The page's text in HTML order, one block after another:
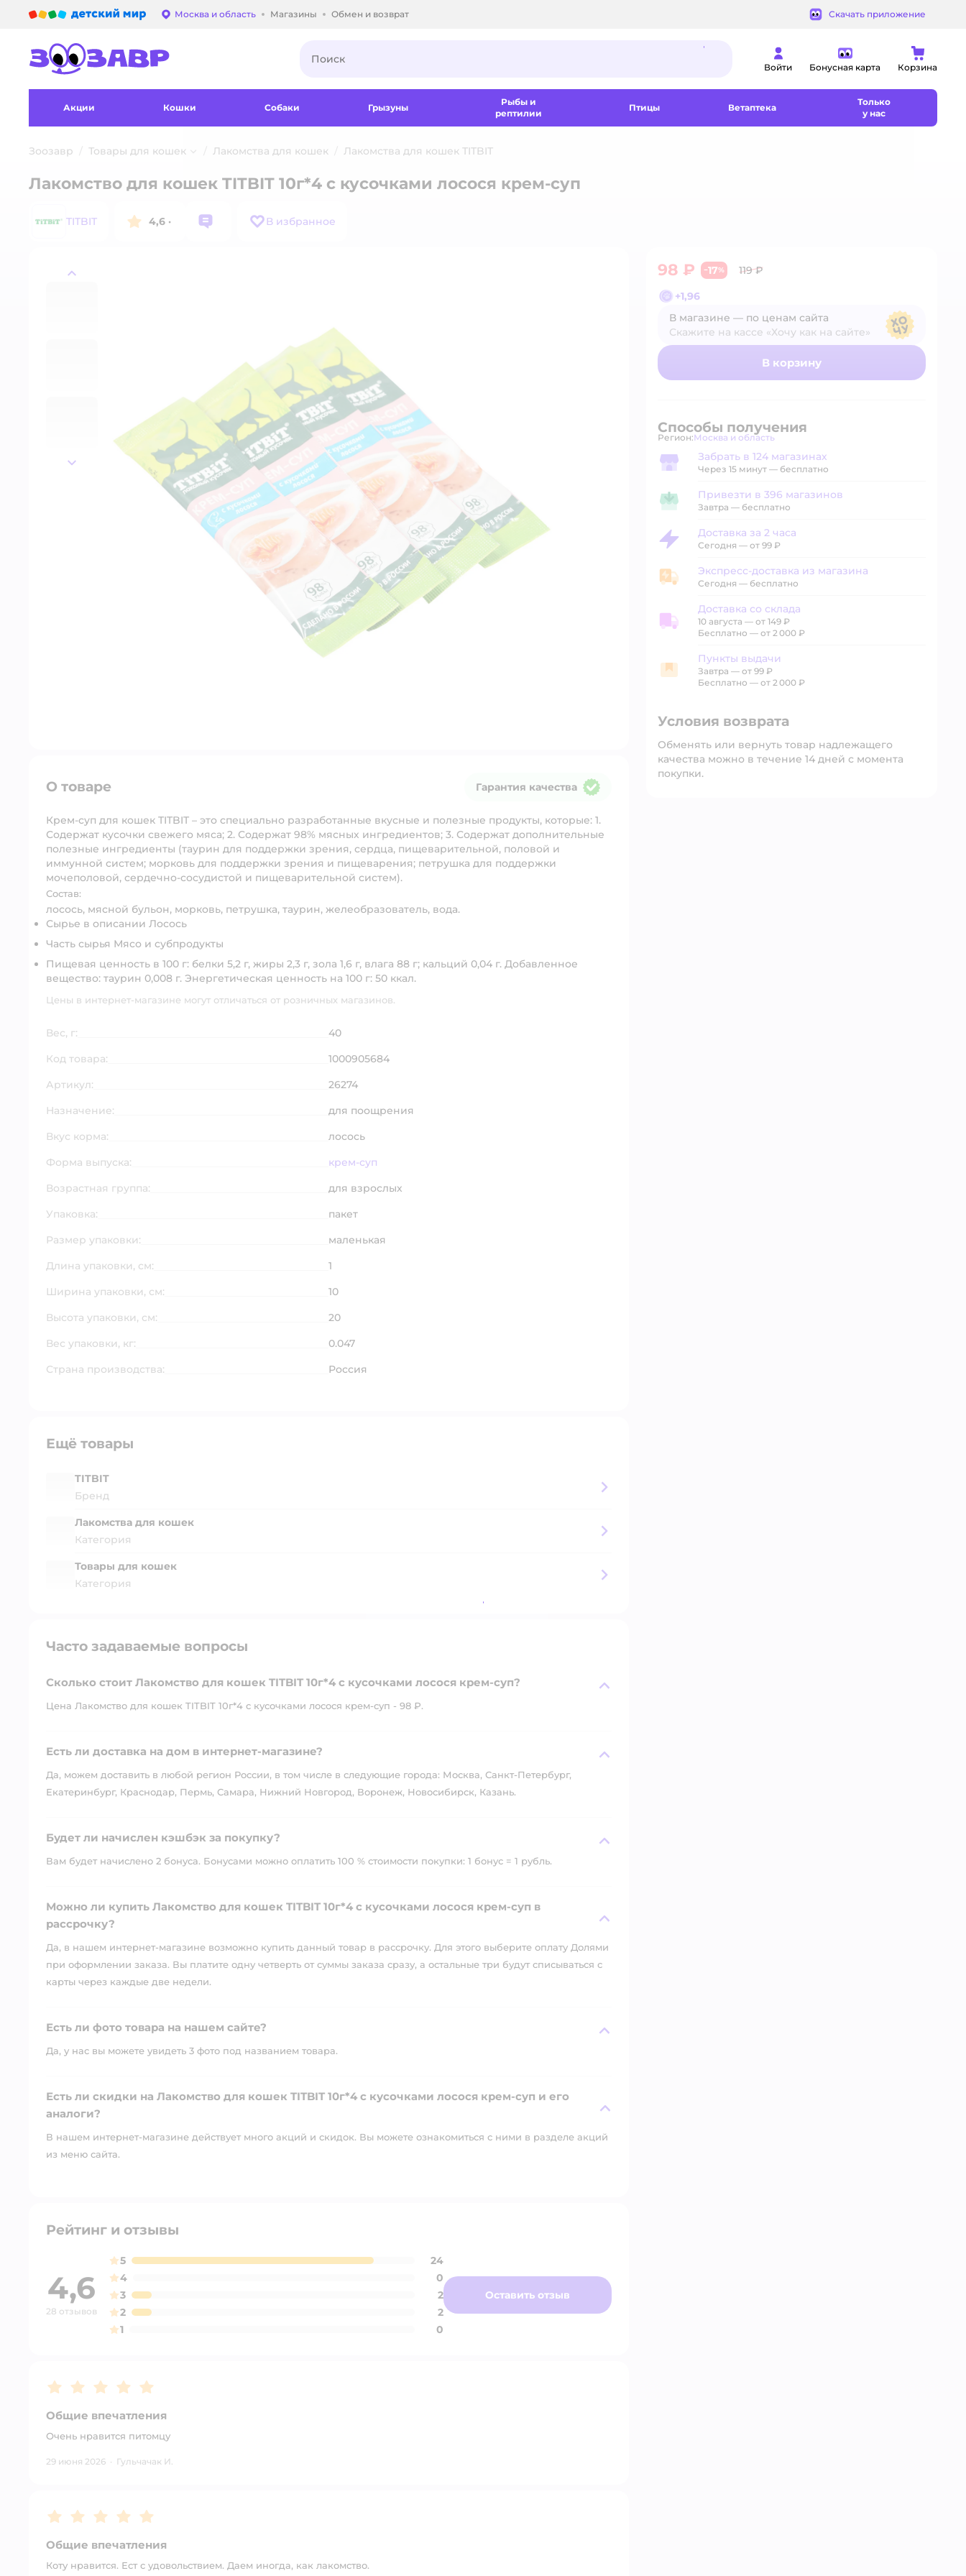
Выбор адреса доставки.
Москва и область Магазины Обмен и возврат Скачать приложение
Войти Бонусная карта Корзина
Акции Кошки Собаки Грызуны
Рыбы и
рептилии
Птицы Ветаптека
Только
у нас
Зоозавр Товары для кошек Лакомства для кошек Лакомства для кошек TITBIT
назад
далее
Лакомство для кошек TITBIT 10г*4 с кусочками лосося крем-суп
TITBIT 4,6 · В избранное
98 ₽ −17%
119 ₽
+1,96
В магазине — по ценам сайта
Скажите на кассе «Хочу как на сайте»
В магазине — по ценам сайта
В корзину
Способы получения
Регион: Выбор адреса доставки.
Москва и область
Забрать в магазине
Забрать в 124 магазинах
Через 15 минут — бесплатно
Привезти в магазин
Привезти в 396 магазинов
Завтра — бесплатно
Доставка за 2 часа
Доставка за 2 часа
Сегодня — от 99 ₽
Экспресс-доставка из магазина
Экспресс-доставка из магазина
Сегодня — бесплатно
Доставка со склада
Доставка со склада
10 августа — от 149 ₽
Бесплатно — от 2 000 ₽
Пункты выдачи
Пункты выдачи
Завтра — от 99 ₽
Бесплатно — от 2 000 ₽
Условия возврата
Обменять или вернуть товар надлежащего
качества можно в течение 14 дней с момента
покупки.
О товаре Гарантия качества
Крем-суп для кошек TITBIT – это специально разработанные вкусные и полезные продукты, которые: 1.
Содержат кусочки свежего мяса; 2. Содержат 98% мясных ингредиентов; 3. Содержат дополнительные
полезные ингредиенты (таурин для поддержки зрения, сердца, пищеварительной, половой и
иммунной систем; морковь для поддержки зрения и пищеварения; петрушка для поддержки
мочеполовой, сердечно-сосудистой и пищеварительной систем).
Состав:
лосось, мясной бульон, морковь, петрушка, таурин, желеобразователь, вода.
Сырье в описании Лосось
Часть сырья Мясо и субпродукты
Пищевая ценность в 100 г: белки 5,2 г, жиры 2,3 г, зола 1,6 г, влага 88 г; кальций 0,04 г. Добавленное
вещество: таурин 0,008 г. Энергетическая ценность на 100 г: 50 ккал.
Цены в интернет-магазине могут отличаться от розничных магазинов.
Вес, г:
40
Код товара:
1000905684
Артикул:
26274
Назначение:
для поощрения
Вкус корма:
лосось
Форма выпуска:
крем-суп
Возрастная группа:
для взрослых
Упаковка:
пакет
Размер упаковки:
маленькая
Длина упаковки, см:
1
Ширина упаковки, см:
10
Высота упаковки, см:
20
Вес упаковки, кг:
0.047
Страна производства:
Россия
Ещё товары
TITBIT
Бренд
Лакомства для кошек
Категория
Товары для кошек
Категория
Часто задаваемые вопросы
Сколько стоит Лакомство для кошек TITBIT 10г*4 с кусочками лосося крем-суп?
Цена Лакомство для кошек TITBIT 10г*4 с кусочками лосося крем-суп - 98 ₽.
Есть ли доставка на дом в интернет-магазине?
Да, можем доставить в любой регион России, в том числе в следующие города: Москва, Санкт-Петербург,
Екатеринбург, Краснодар, Пермь, Самара, Нижний Новгород, Воронеж, Новосибирск, Казань.
Будет ли начислен кэшбэк за покупку?
Вам будет начислено 2 бонуса. Бонусами можно оплатить 100 % стоимости покупки: 1 бонус = 1 рубль.
Можно ли купить Лакомство для кошек TITBIT 10г*4 с кусочками лосося крем-суп в
рассрочку?
Да, в нашем интернет-магазине возможно купить данный товар в рассрочку. Для этого выберите оплату Долями
при оформлении заказа. Вы платите одну четверть от суммы заказа сразу, а остальные три будут списываться с
карты через каждые две недели.
Есть ли фото товара на нашем сайте?
Да, у нас вы можете увидеть 3 фото под названием товара.
Есть ли скидки на Лакомство для кошек TITBIT 10г*4 с кусочками лосося крем-суп и его
аналоги?
В нашем интернет-магазине действует много акций и скидок. Вы можете ознакомиться с ними в разделе акций
из меню сайта.
Рейтинг и отзывы
4,6
28 отзывов
5
24
4
0
3
2
2
2
1
0
Оставить отзыв
Рейтинг:5
Общие впечатления
Очень нравится питомцу
29 июня 2026 · Гульчачак И.
Рейтинг:5
Общие впечатления
Коту нравится. Ест с удовольствием. Даем иногда, как лакомство.